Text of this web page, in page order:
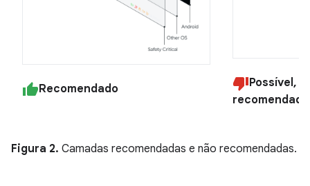
Recomendado
Possível,
recomendado
Figura 2. Camadas recomendadas e não recomendadas.